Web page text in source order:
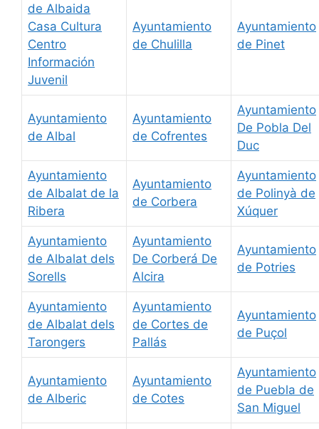
de Albaida
Casa Cultura
Centro
Información
Juvenil
Ayuntamiento
de Chulilla
Ayuntamiento
de Pinet
Ayuntamiento
de Albal
Ayuntamiento
de Cofrentes
Ayuntamiento
De Pobla Del
Duc
Ayuntamiento
de Albalat de la
Ribera
Ayuntamiento
de Corbera
Ayuntamiento
de Polinyà de
Xúquer
Ayuntamiento
de Albalat dels
Sorells
Ayuntamiento
De Corberá De
Alcira
Ayuntamiento
de Potries
Ayuntamiento
de Albalat dels
Tarongers
Ayuntamiento
de Cortes de
Pallás
Ayuntamiento
de Puçol
Ayuntamiento
de Alberic
Ayuntamiento
de Cotes
Ayuntamiento
de Puebla de
San Miguel